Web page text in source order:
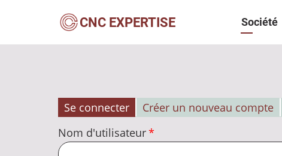
contenu
CNC EXPERTISE Société
Onglets
principaux
Se connecter Créer un nouveau compte
Nom d'utilisateur